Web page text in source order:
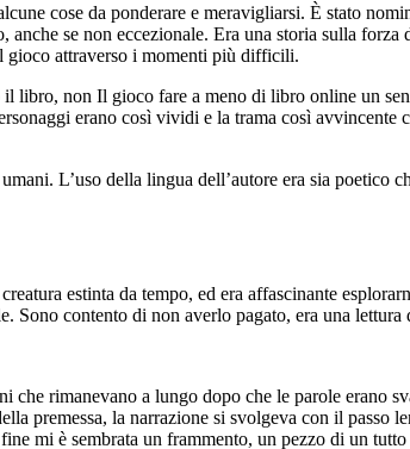
cose da ponderare e meravigliarsi. È stato
se non eccezionale. Era una storia sulla forza
gioco attraverso i momenti più difficili.
libro, non Il gioco fare a meno di libro online un
erano così vividi e la trama così avvincente
L’uso della lingua dell’autore era sia poetico
estinta da tempo, ed era affascinante
contento di non averlo pagato, era una lettura
che rimanevano a lungo dopo che le parole erano
premessa, la narrazione si svolgeva con il passo
mi è sembrata un frammento, un pezzo di un